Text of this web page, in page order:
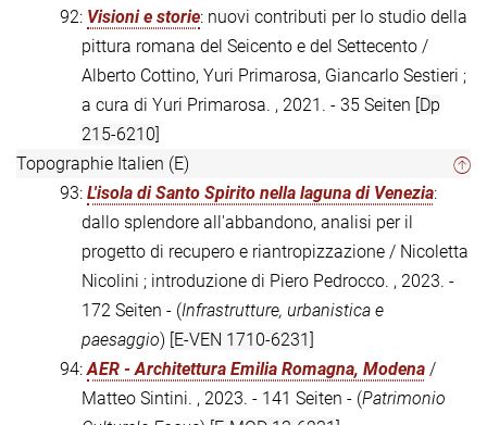
92: Visioni e storie: nuovi contributi per lo studio della
pittura romana del Seicento e del Settecento /
Alberto Cottino, Yuri Primarosa, Giancarlo Sestieri ;
a cura di Yuri Primarosa. , 2021. - 35 Seiten [Dp
215-6210]
Topographie Italien (E)
93: L'isola di Santo Spirito nella laguna di Venezia:
dallo splendore all'abbandono, analisi per il
progetto di recupero e riantropizzazione / Nicoletta
Nicolini ; introduzione di Piero Pedrocco. , 2023. -
172 Seiten - (Infrastrutture, urbanistica e
paesaggio) [E-VEN 1710-6231]
94:AER - Architettura Emilia Romagna, Modena /
Matteo Sintini. , 2023. - 141 Seiten - (Patrimonio